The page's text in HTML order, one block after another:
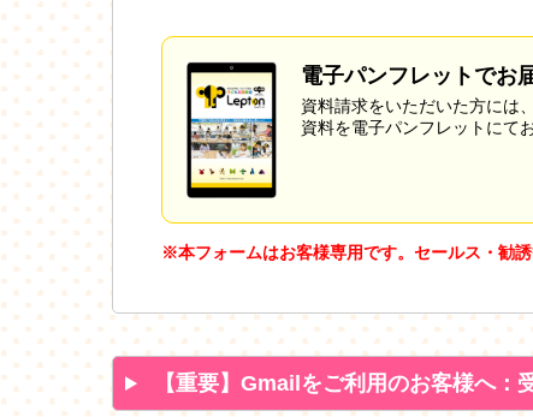
電子パンフレットでお
資料請求をいただいた方には
資料を電子パンフレットにて
※本フォームはお客様専用です。セールス・勧
【重要】Gmailをご利用のお客様へ：